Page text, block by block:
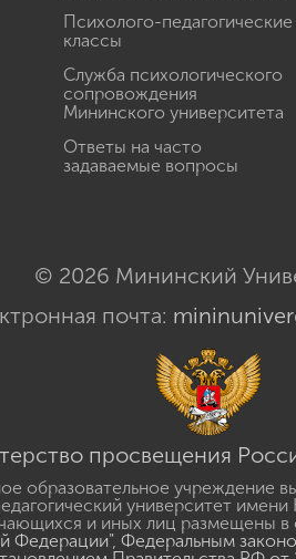
Психолого-педагогические
классы
Служба психологического
сопровождения
Мининского университета
Ответы на часто
задаваемые вопросы
© 2026 Мининский
почта:
просвещения
образовательное учреждение
университет
и иных лиц размещены в
Федерации", Федеральным